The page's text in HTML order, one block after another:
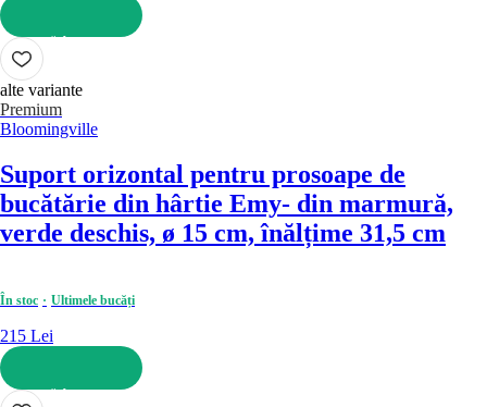
ADAUGĂ ÎN COȘ
alte variante
Premium
Bloomingville
Suport orizontal pentru prosoape de
bucătărie din hârtie Emy- din marmură,
verde deschis, ø 15 cm, înălțime 31,5 cm
În stoc Ultimele bucăți
215 Lei
ADAUGĂ ÎN COȘ